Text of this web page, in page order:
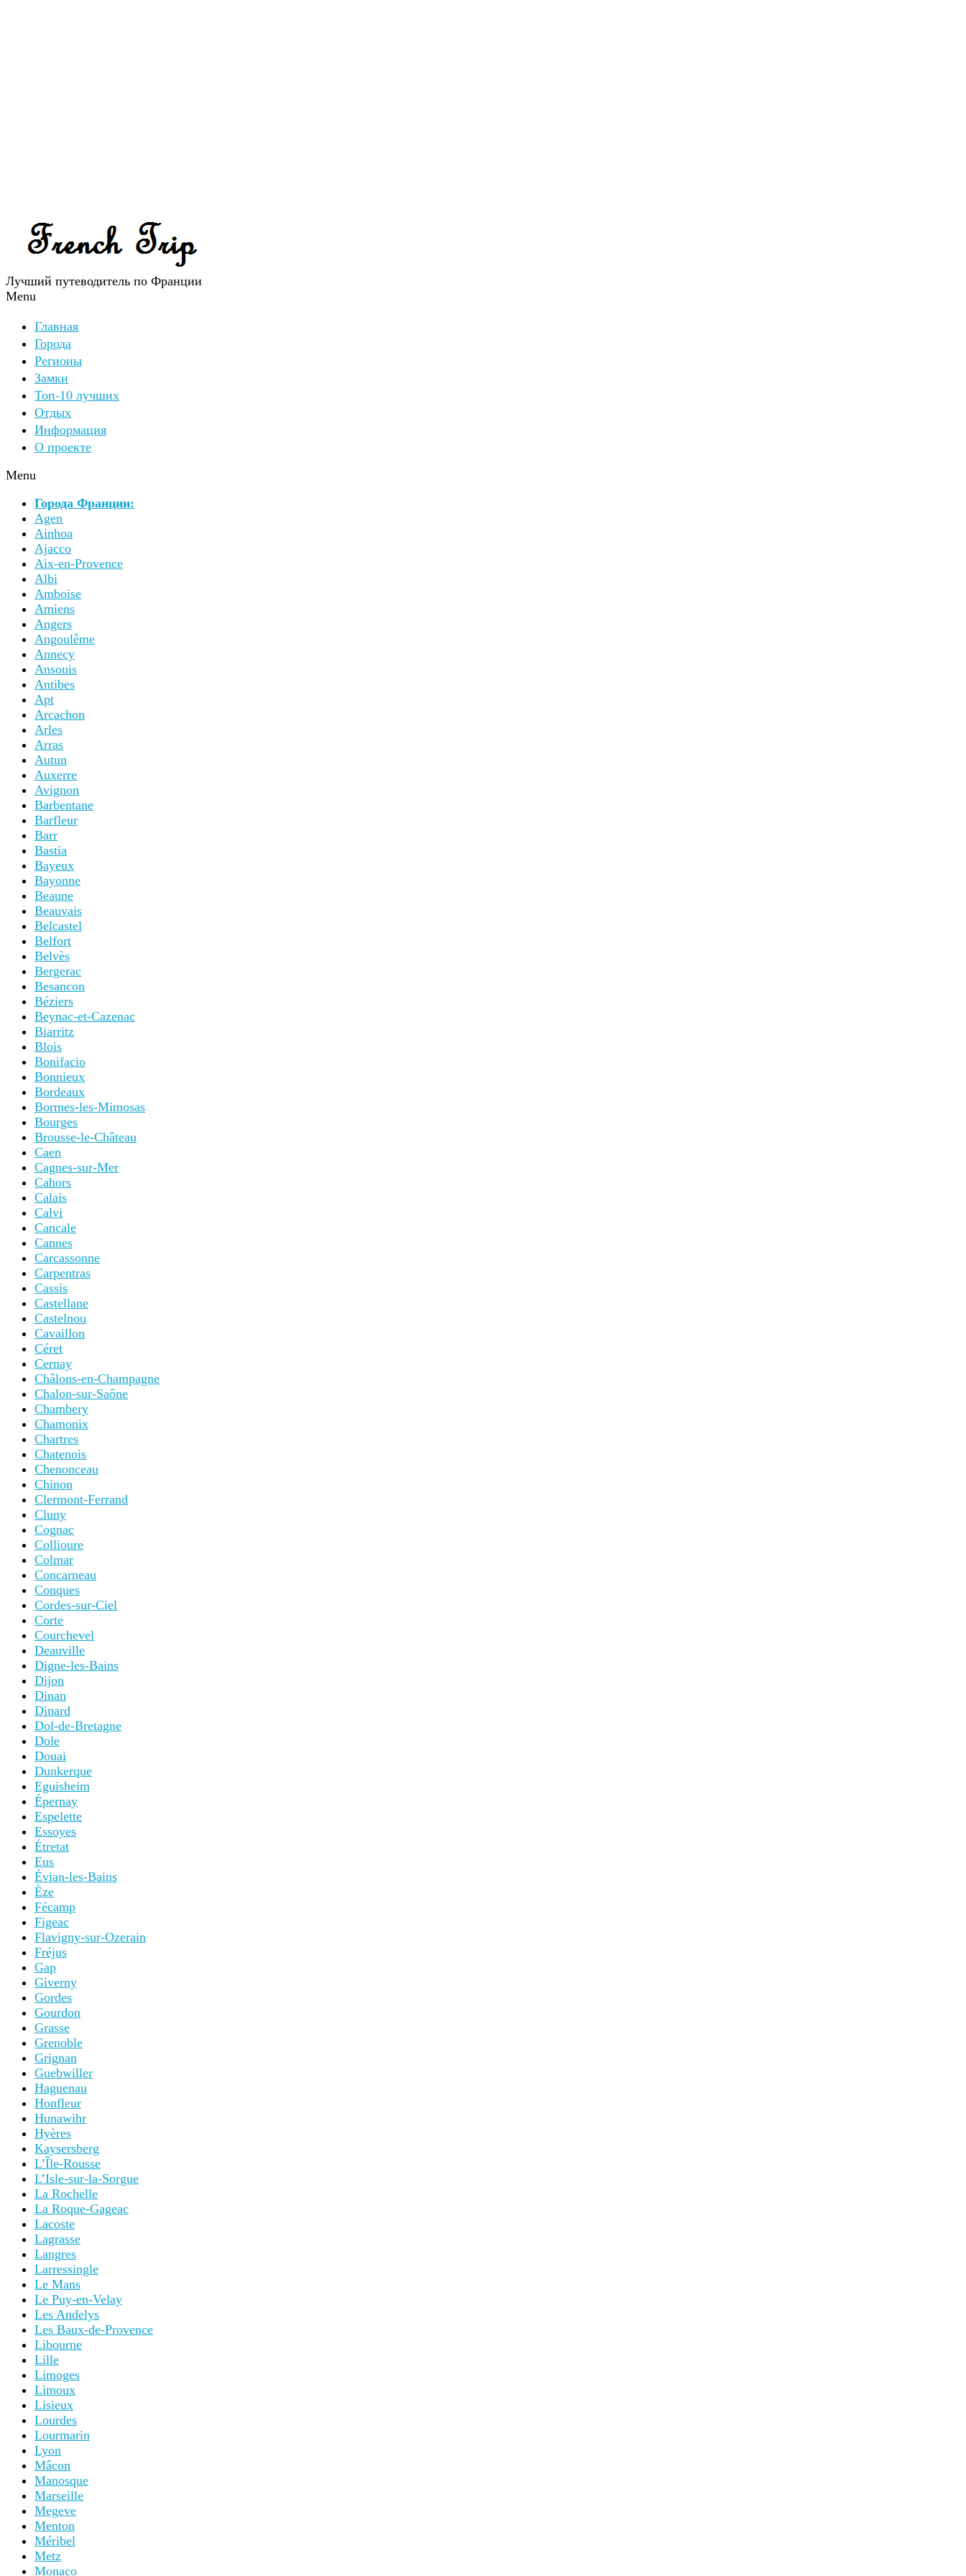
Лучший путеводитель по Франции
Menu
Главная
Города
Регионы
Замки
Топ-10 лучших
Отдых
Информация
О проекте
Menu
Города Франции:
Agen
Ainhoa
Ajacco
Aix-en-Provence
Albi
Amboise
Amiens
Angers
Angoulême
Annecy
Ansouis
Antibes
Apt
Arcachon
Arles
Arras
Autun
Auxerre
Avignon
Barbentane
Barfleur
Barr
Bastia
Bayeux
Bayonne
Beaune
Beauvais
Belcastel
Belfort
Belvès
Bergerac
Besancon
Béziers
Beynac-et-Cazenac
Biarritz
Blois
Bonifacio
Bonnieux
Bordeaux
Bormes-les-Mimosas
Bourges
Brousse-le-Château
Caen
Cagnes-sur-Mer
Cahors
Calais
Calvi
Cancale
Cannes
Carcassonne
Carpentras
Cassis
Castellane
Castelnou
Cavaillon
Céret
Cernay
Châlons-en-Champagne
Chalon-sur-Saône
Chambery
Chamonix
Chartres
Chatenois
Chenonceau
Chinon
Clermont-Ferrand
Cluny
Cognac
Collioure
Colmar
Concarneau
Conques
Cordes-sur-Ciel
Corte
Courchevel
Deauville
Digne-les-Bains
Dijon
Dinan
Dinard
Dol-de-Bretagne
Dole
Douai
Dunkerque
Eguisheim
Épernay
Espelette
Essoyes
Étretat
Eus
Évian-les-Bains
Èze
Fécamp
Figeac
Flavigny-sur-Ozerain
Fréjus
Gap
Giverny
Gordes
Gourdon
Grasse
Grenoble
Grignan
Guebwiller
Haguenau
Honfleur
Hunawihr
Hyères
Kaysersberg
L’Île-Rousse
L’Isle-sur-la-Sorgue
La Rochelle
La Roque-Gageac
Lacoste
Lagrasse
Langres
Larressingle
Le Mans
Le Puy-en-Velay
Les Andelys
Les Baux-de-Provence
Libourne
Lille
Limoges
Limoux
Lisieux
Lourdes
Lourmarin
Lyon
Mâcon
Manosque
Marseille
Megeve
Menton
Méribel
Metz
Monaco